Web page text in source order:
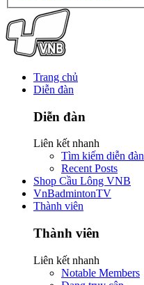
Trang chủ
Diễn đàn
Diễn đàn
Liên kết nhanh
Tìm kiếm diễn đàn
Recent Posts
Shop Cầu Lông VNB
VnBadmintonTV
Thành viên
Thành viên
Liên kết nhanh
Notable Members